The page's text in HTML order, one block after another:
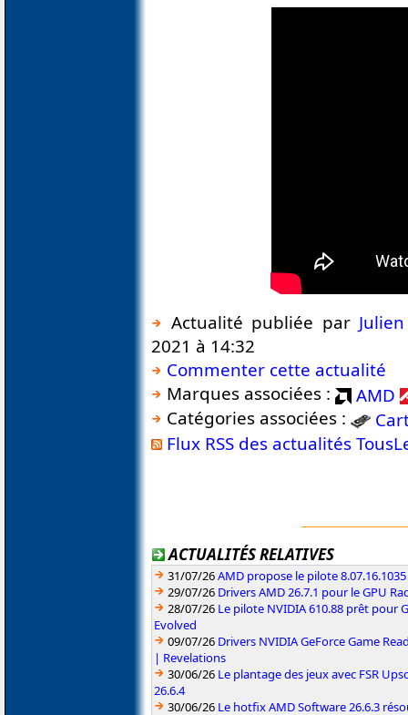
Actualité publiée par
2021 à 14:32
Commenter cette actualité
Marques associées :
AMD
Catégories associées :
Flux RSS des actualités
ACTUALITÉS RELATIVES
31/07/26AMD propose le pilote
29/07/26 Drivers AMD 26.7.1 pour le GPU
28/07/26 Le pilote NVIDIA 610.88 prêt pour
Evolved
09/07/26 Drivers NVIDIA GeForce Game
| Revelations
30/06/26 Le plantage des jeux avec FSR
26.6.4
30/06/26 Le hotfix AMD Software 26.6.3